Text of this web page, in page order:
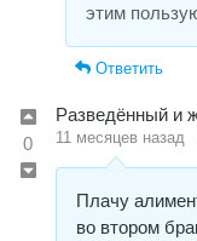
этим
Ответить
0
Разведённый и
11 месяцев назад
Плачу
во втором